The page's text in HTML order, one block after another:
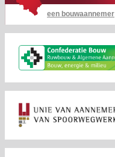
een bouwaannemer